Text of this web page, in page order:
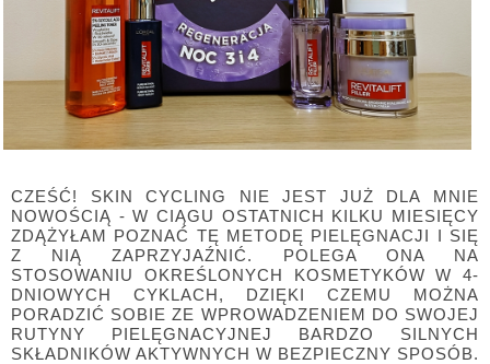
CZEŚĆ! SKIN CYCLING NIE JEST JUŻ DLA MNIE
NOWOŚCIĄ - W CIĄGU OSTATNICH KILKU MIESIĘCY
ZDĄŻYŁAM POZNAĆ TĘ METODĘ PIELĘGNACJI I SIĘ
Z NIĄ ZAPRZYJAŹNIĆ. POLEGA ONA NA
STOSOWANIU OKREŚLONYCH KOSMETYKÓW W 4-
DNIOWYCH CYKLACH, DZIĘKI CZEMU MOŻNA
PORADZIĆ SOBIE ZE WPROWADZENIEM DO SWOJEJ
RUTYNY PIELĘGNACYJNEJ BARDZO SILNYCH
SKŁADNIKÓW AKTYWNYCH W BEZPIECZNY SPOSÓB.